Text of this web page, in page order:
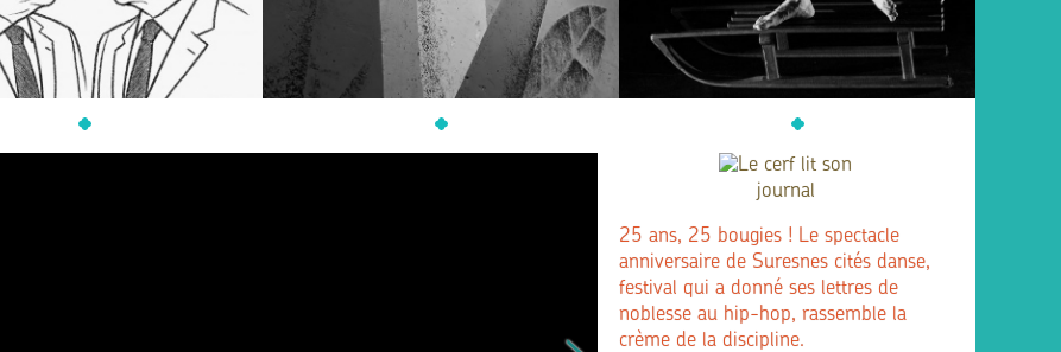
25 ans, 25 bougies ! Le spectacle
anniversaire de Suresnes cités danse,
festival qui a donné ses lettres de
noblesse au hip-hop, rassemble la
crème de la discipline.